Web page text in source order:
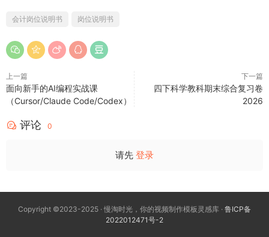
会计岗位说明书 岗位说明书
上一篇
面向新手的AI编程实战课
（Cursor/Claude Code/Codex）
下一篇
四下科学教科期末综合复习卷
2026
评论 0
请先 登录
Copyright ©2023-2025 · 慢淘时光，你的视频制作模板灵感库 · 鲁ICP备
2022012471号-2